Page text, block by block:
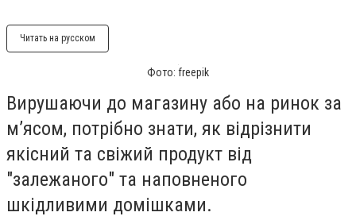
Читать на русском
Фото: freepik
Вирушаючи до магазину або на ринок за
м’ясом, потрібно знати, як відрізнити
якісний та свіжий продукт від
"залежаного" та наповненого
шкідливими домішками.